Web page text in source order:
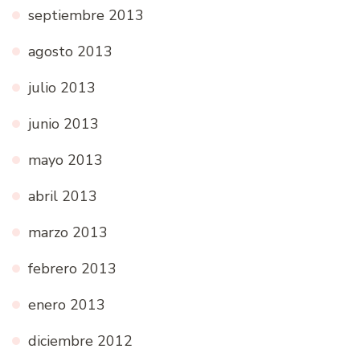
septiembre 2013
agosto 2013
julio 2013
junio 2013
mayo 2013
abril 2013
marzo 2013
febrero 2013
enero 2013
diciembre 2012